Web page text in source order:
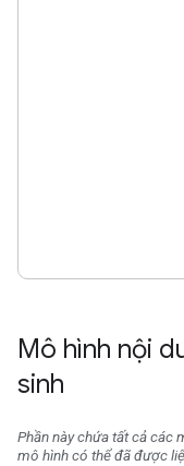
Mô hình nội
sinh
Phần này chứa tất cả các
mô hình có thể đã được